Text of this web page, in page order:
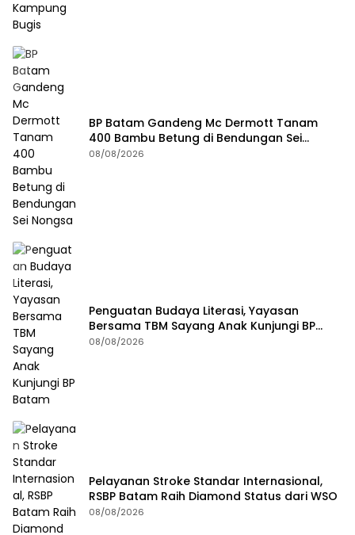
BP Batam Gandeng Mc Dermott Tanam
400 Bambu Betung di Bendungan Sei
Nongsa
08/08/2026
Penguatan Budaya Literasi, Yayasan
Bersama TBM Sayang Anak Kunjungi BP
Batam
08/08/2026
Pelayanan Stroke Standar Internasional,
RSBP Batam Raih Diamond Status dari WSO
08/08/2026